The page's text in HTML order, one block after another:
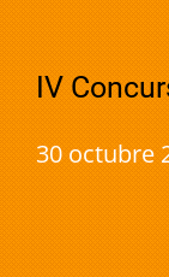
IV
30 octubre